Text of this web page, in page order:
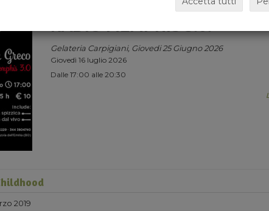
HAPPY HOUR GRECO CON
RADIO MEMPHIS 3.0.
Gelateria Carpigiani, Giovedi 25 Giugno 2026
Giovedì 16 luglio 2026
Dalle 17:00 alle 20:30
2019